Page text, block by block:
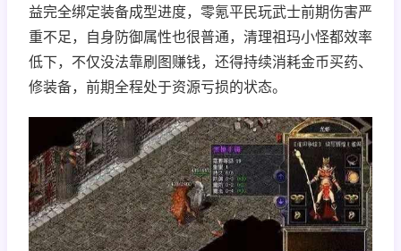
益完全绑定装备成型进度，零氪平民玩武士前期伤害严
重不足，自身防御属性也很普通，清理祖玛小怪都效率
低下，不仅没法靠刷图赚钱，还得持续消耗金币买药、
修装备，前期全程处于资源亏损的状态。